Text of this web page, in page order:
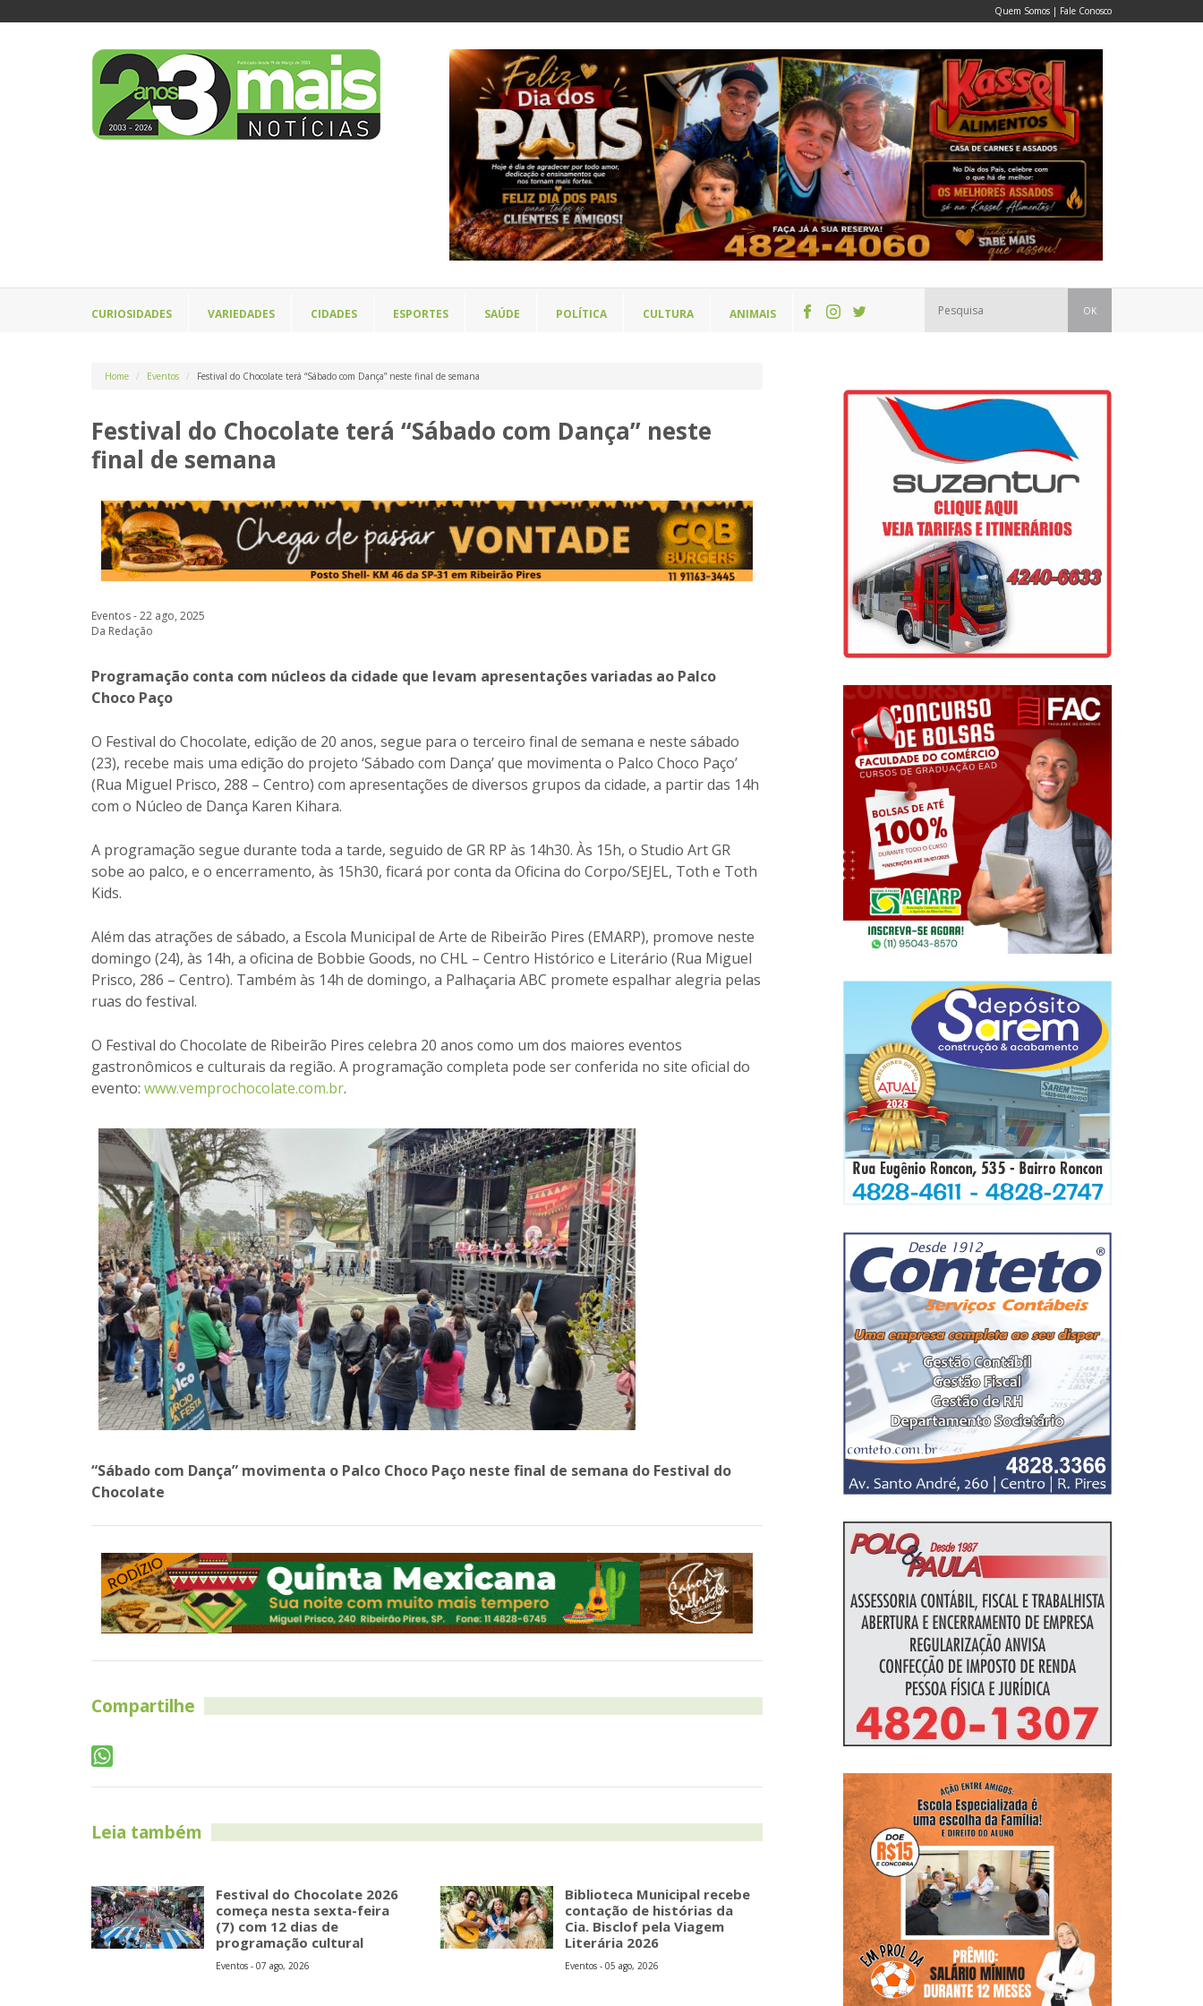
Quem Somos | Fale Conosco
CURIOSIDADES VARIEDADES CIDADES ESPORTES SAÚDE POLÍTICA CULTURA ANIMAIS OK
Home Eventos Festival do Chocolate terá “Sábado com Dança” neste final de semana
Festival do Chocolate terá “Sábado com Dança” neste
final de semana
Eventos - 22 ago, 2025
Da Redação
Programação conta com núcleos da cidade que levam apresentações variadas ao Palco
Choco Paço
O Festival do Chocolate, edição de 20 anos, segue para o terceiro final de semana e neste sábado
(23), recebe mais uma edição do projeto ‘Sábado com Dança’ que movimenta o Palco Choco Paço’
(Rua Miguel Prisco, 288 – Centro) com apresentações de diversos grupos da cidade, a partir das 14h
com o Núcleo de Dança Karen Kihara.
A programação segue durante toda a tarde, seguido de GR RP às 14h30. Às 15h, o Studio Art GR
sobe ao palco, e o encerramento, às 15h30, ficará por conta da Oficina do Corpo/SEJEL, Toth e Toth
Kids.
Além das atrações de sábado, a Escola Municipal de Arte de Ribeirão Pires (EMARP), promove neste
domingo (24), às 14h, a oficina de Bobbie Goods, no CHL – Centro Histórico e Literário (Rua Miguel
Prisco, 286 – Centro). Também às 14h de domingo, a Palhaçaria ABC promete espalhar alegria pelas
ruas do festival.
O Festival do Chocolate de Ribeirão Pires celebra 20 anos como um dos maiores eventos
gastronômicos e culturais da região. A programação completa pode ser conferida no site oficial do
evento: www.vemprochocolate.com.br.
“Sábado com Dança” movimenta o Palco Choco Paço neste final de semana do Festival do
Chocolate
Compartilhe
Leia também
Festival do Chocolate 2026
começa nesta sexta-feira
(7) com 12 dias de
programação cultural
Eventos - 07 ago, 2026
Biblioteca Municipal recebe
contação de histórias da
Cia. Bisclof pela Viagem
Literária 2026
Eventos - 05 ago, 2026